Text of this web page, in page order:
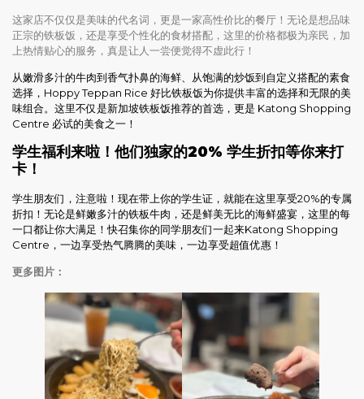
这家店不仅仅是美味的代名词，更是一家高性价比的餐厅！无论是想品味
正宗的铁板饭，还是享受个性化的食材搭配，这里的价格都极为亲民，加
上热情贴心的服务，真是让人一尝便觉得不虚此行！
从嫩滑多汁的牛肉到香气扑鼻的海鲜、从饱满的炒饭到自定义搭配的素食
选择，Hoppy Teppan Rice 好比铁板饭为你提供丰富的选择和无限的美
味组合。这里不仅是新加坡铁板饭推荐的首选，更是 Katong Shopping
Centre 必试的美食之一！
学生福利来啦！他们独家的20% 学生折扣等你来打
卡！
学生朋友们，注意啦！现在带上你的学生证，就能在这里享受20%的专属
折扣！无论是鲜嫩多汁的铁板牛肉，还是鲜美无比的海鲜盛宴，这里的每
一口都让你大满足！快召集你的同学朋友们一起来Katong Shopping
Centre，一边享受热气腾腾的美味，一边享受超值优惠！
更多图片：